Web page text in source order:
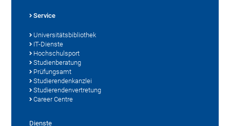
Service
Universitätsbibliothek
IT-Dienste
Hochschulsport
Studienberatung
Prüfungsamt
Studierendenkanzlei
Studierendenvertretung
Career Centre
Dienste